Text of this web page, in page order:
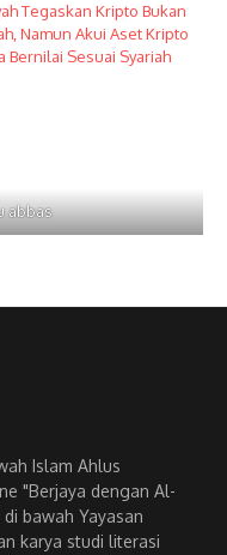
Tegaskan Kripto Bukan
Namun Akui Aset Kripto
Bernilai Sesuai Syariah
abbas
Islam Ahlus
"Berjaya dengan Al-
di bawah Yayasan
karya studi literasi